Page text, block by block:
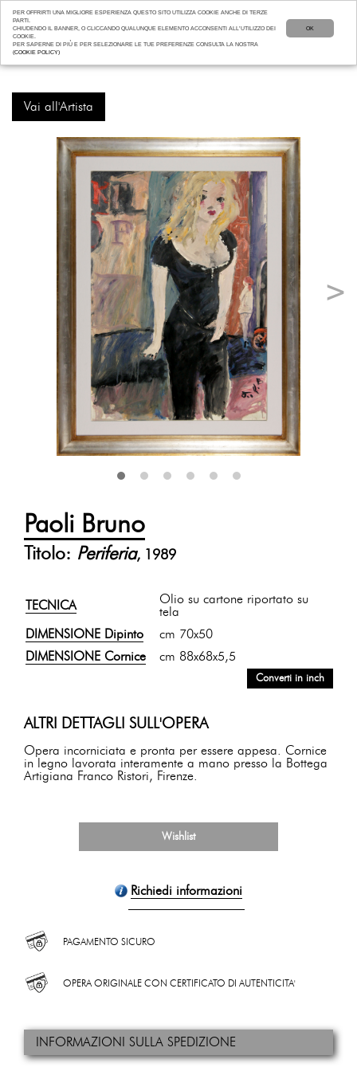
OK
PER OFFRIRTI UNA MIGLIORE ESPERIENZA QUESTO SITO UTILIZZA COOKIE ANCHE DI TERZE
PARTI.
CHIUDENDO IL BANNER, O CLICCANDO QUALUNQUE ELEMENTO ACCONSENTI ALL’UTILIZZO DEI
COOKIE.
PER SAPERNE DI PIÙ E PER SELEZIONARE LE TUE PREFERENZE CONSULTA LA NOSTRA
(COOKIE POLICY)
Vai all'Artista
Paoli Bruno
Titolo: Periferia, 1989
TECNICA
Olio su cartone riportato su
tela
DIMENSIONE Dipinto
cm 70x50
DIMENSIONE Cornice
cm 88x68x5,5
Converti in inch
ALTRI DETTAGLI SULL'OPERA
Opera incorniciata e pronta per essere appesa. Cornice
in legno lavorata interamente a mano presso la Bottega
Artigiana Franco Ristori, Firenze.
Wishlist
Richiedi informazioni
PAGAMENTO SICURO
OPERA ORIGINALE CON CERTIFICATO DI AUTENTICITA'
INFORMAZIONI SULLA SPEDIZIONE